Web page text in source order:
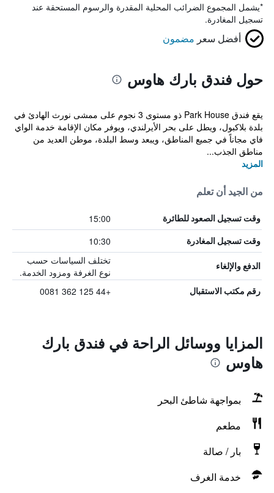
*يشمل المجموع الضرائب المحلية المقدرة والرسوم المستحقة عند
تسجيل المغادرة.
أفضل سعر مضمون
حول فندق بارك هاوس
يقع فندق Park House ذو مستوى 3 نجوم على ممشى نورث الهادئ في
بلدة بلاكبول، ويطل على بحر الأيرلندي، ويوفر مكان الإقامة خدمة الواي
فاي مجاناً في جميع المناطق، ويبعد وسط البلدة، موطن العديد من
مناطق الجذب...
المزيد
من الجيد أن تعلم
وقت تسجيل الصعود للطائرة 15:00
وقت تسجيل المغادرة 10:30
الدفع والإلغاء
تختلف السياسات حسب
نوع الغرفة ومزود الخدمة.
رقم مكتب الاستقبال +44 125 362 0081
المزايا ووسائل الراحة في فندق بارك
هاوس
بمواجهة شاطئ البحر
مطعم
بار / صالة
خدمة الغرف